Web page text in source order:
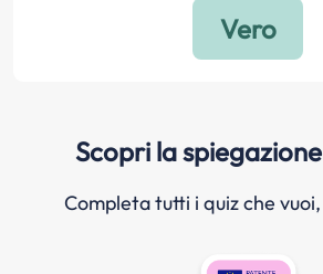
Scopri la
Completa tutti i quiz che